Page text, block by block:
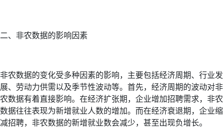
二、非农数据的影响因素
非农数据的变化受多种因素的影响，主要包括经济周期、行业发
展、劳动力供需以及季节性波动等。首先，经济周期的波动对非
农数据有着直接影响。在经济扩张期，企业增加招聘需求，非农
数据往往表现为新增就业人数的增加。而在经济衰退期，企业缩
减招聘，非农数据的新增就业数会减少，甚至出现负增长。